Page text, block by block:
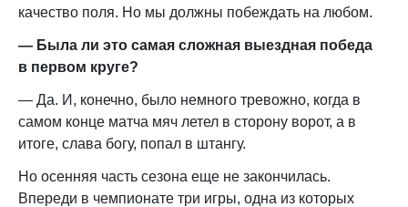
качество поля. Но мы должны побеждать на любом.
— Была ли это самая сложная выездная победа
в первом круге?
— Да. И, конечно, было немного тревожно, когда в
самом конце матча мяч летел в сторону ворот, а в
итоге, слава богу, попал в штангу.
Но осенняя часть сезона еще не закончилась.
Впереди в чемпионате три игры, одна из которых